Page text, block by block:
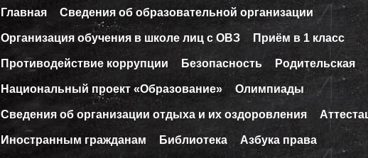
Главная Сведения об образовательной организации
Организация обучения в школе лиц с ОВЗ Приём в 1 класс
Противодействие коррупции Безопасность Родительская
Национальный проект «Образование» Олимпиады
Сведения об организации отдыха и их оздоровления
Иностранным гражданам Библиотека Азбука права